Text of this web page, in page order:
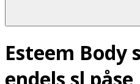
Esteem Body